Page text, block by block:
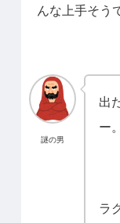
んな上手そう
謎の男
出
ー。
ラ